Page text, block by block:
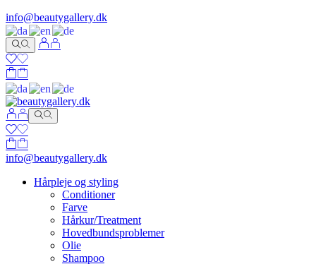
info@beautygallery.dk
info@beautygallery.dk
Hårpleje og styling
Conditioner
Farve
Hårkur/Treatment
Hovedbundsproblemer
Olie
Shampoo